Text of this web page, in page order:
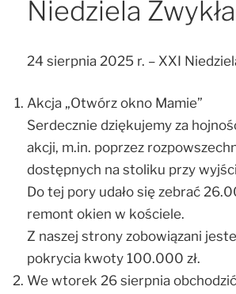
Niedziela Zwykła
24 sierpnia 2025 r. – XXI
Akcja „Otwórz okno Mamie”
Serdecznie dziękujemy za
akcji, m.in. poprzez
dostępnych na stoliku przy
Do tej pory udało się zebrać
remont okien w kościele.
Z naszej strony zobowiązani
pokrycia kwoty 100.000 zł.
We wtorek 26 sierpnia